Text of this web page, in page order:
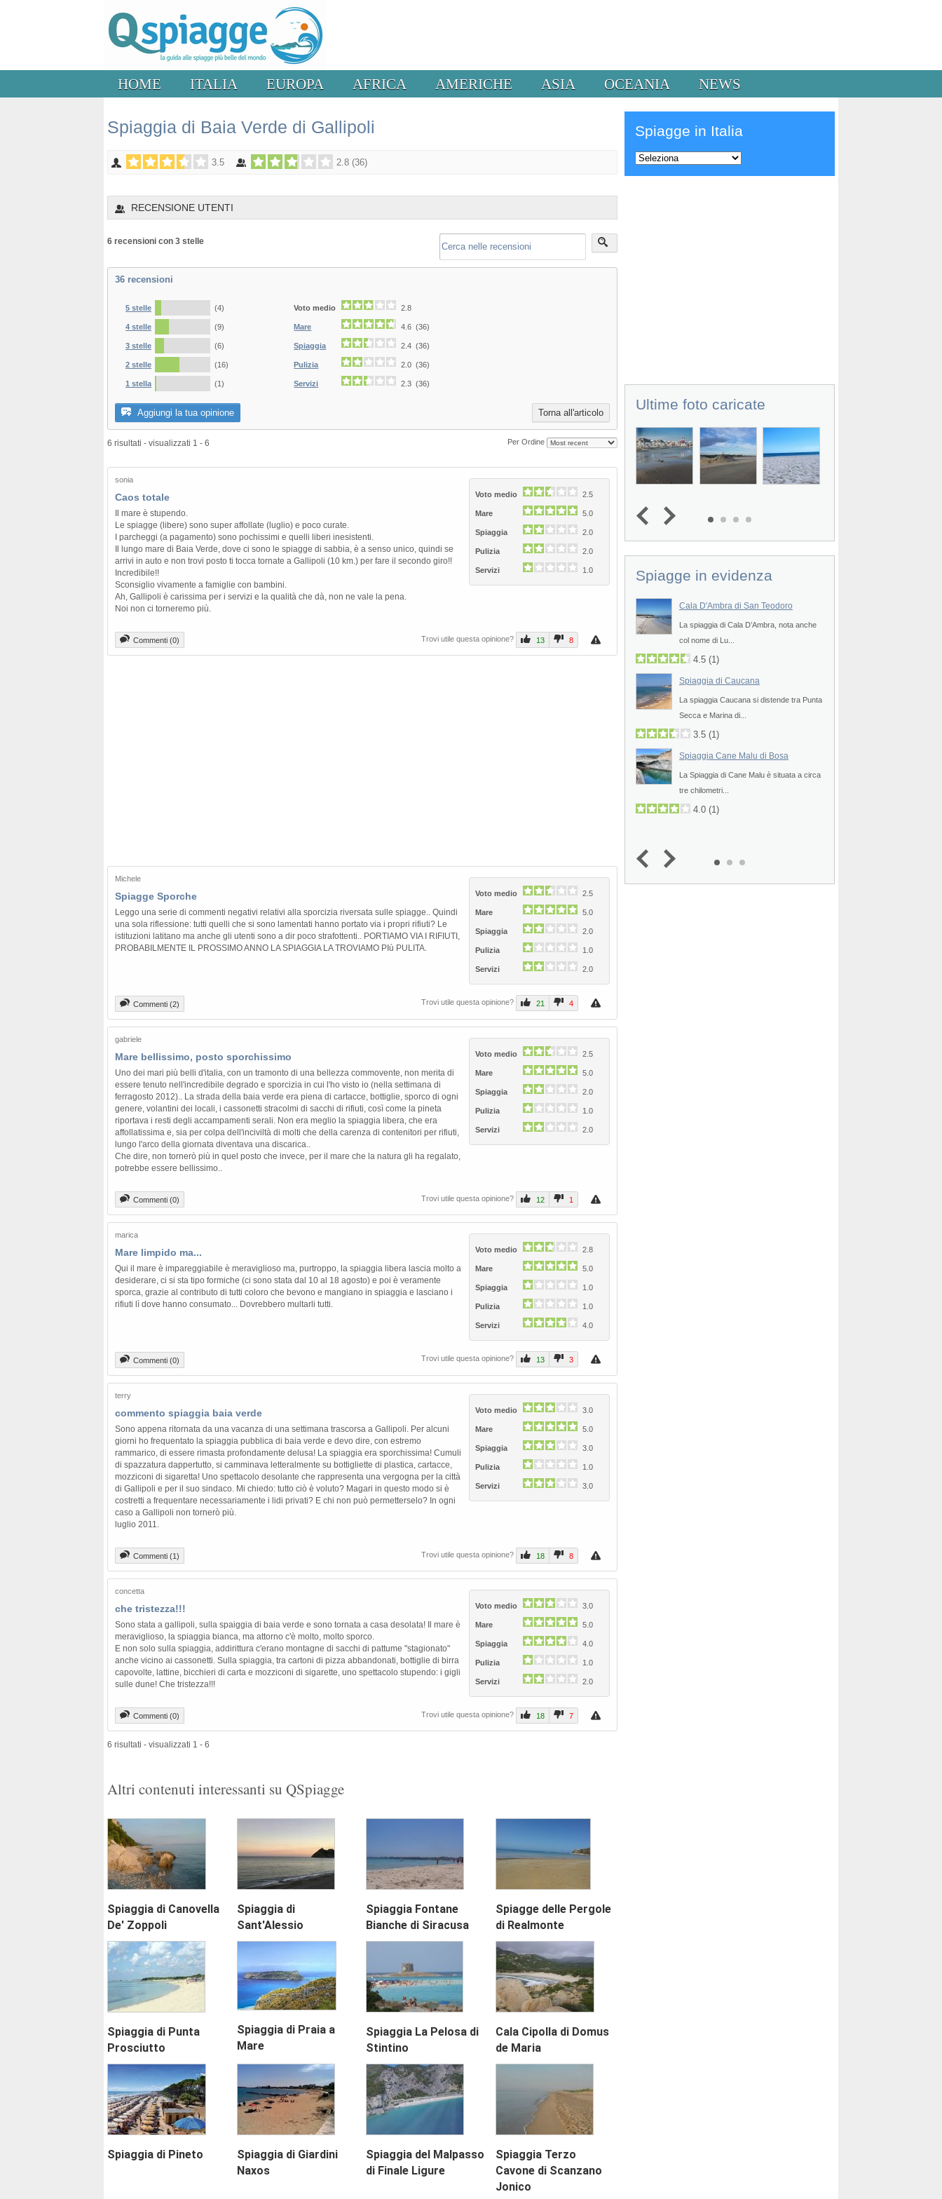
HOME ITALIA EUROPA AFRICA AMERICHE ASIA OCEANIA NEWS
Spiaggia di Baia Verde di Gallipoli
3.5 2.8 (36)
RECENSIONE UTENTI
6 recensioni con 3 stelle
36 recensioni
5 stelle (4)
4 stelle (9)
3 stelle (6)
2 stelle (16)
1 stella (1)
Voto medio 2.8
Mare 4.6 (36)
Spiaggia 2.4 (36)
Pulizia 2.0 (36)
Servizi 2.3 (36)
Aggiungi la tua opinione Torna all'articolo
6 risultati - visualizzati 1 - 6 Per Ordine
sonia
Voto medio
2.5
Mare 5.0
Spiaggia 2.0
Pulizia 2.0
Servizi 1.0
Caos totale
Il mare è stupendo.
Le spiagge (libere) sono super affollate (luglio) e poco curate.
I parcheggi (a pagamento) sono pochissimi e quelli liberi inesistenti.
Il lungo mare di Baia Verde, dove ci sono le spiagge di sabbia, è a senso unico, quindi se
arrivi in auto e non trovi posto ti tocca tornate a Gallipoli (10 km.) per fare il secondo giro!!
Incredibile!!
Sconsiglio vivamente a famiglie con bambini.
Ah, Gallipoli è carissima per i servizi e la qualità che dà, non ne vale la pena.
Noi non ci torneremo più.
Commenti (0) Trovi utile questa opinione? 13 8
Michele
Voto medio
2.5
Mare 5.0
Spiaggia 2.0
Pulizia 1.0
Servizi 2.0
Spiagge Sporche
Leggo una serie di commenti negativi relativi alla sporcizia riversata sulle spiagge.. Quindi
una sola riflessione: tutti quelli che si sono lamentati hanno portato via i propri rifiuti? Le
istituzioni latitano ma anche gli utenti sono a dir poco strafottenti.. PORTIAMO VIA I RIFIUTI,
PROBABILMENTE IL PROSSIMO ANNO LA SPIAGGIA LA TROVIAMO PIù PULITA.
Commenti (2) Trovi utile questa opinione? 21 4
gabriele
Voto medio
2.5
Mare 5.0
Spiaggia 2.0
Pulizia 1.0
Servizi 2.0
Mare bellissimo, posto sporchissimo
Uno dei mari più belli d'italia, con un tramonto di una bellezza commovente, non merita di
essere tenuto nell'incredibile degrado e sporcizia in cui l'ho visto io (nella settimana di
ferragosto 2012).. La strada della baia verde era piena di cartacce, bottiglie, sporco di ogni
genere, volantini dei locali, i cassonetti stracolmi di sacchi di rifiuti, così come la pineta
riportava i resti degli accampamenti serali. Non era meglio la spiaggia libera, che era
affollatissima e, sia per colpa dell'inciviltà di molti che della carenza di contenitori per rifiuti,
lungo l'arco della giornata diventava una discarica..
Che dire, non tornerò più in quel posto che invece, per il mare che la natura gli ha regalato,
potrebbe essere bellissimo..
Commenti (0) Trovi utile questa opinione? 12 1
marica
Voto medio
2.8
Mare 5.0
Spiaggia 1.0
Pulizia 1.0
Servizi 4.0
Mare limpido ma...
Qui il mare è impareggiabile è meraviglioso ma, purtroppo, la spiaggia libera lascia molto a
desiderare, ci si sta tipo formiche (ci sono stata dal 10 al 18 agosto) e poi è veramente
sporca, grazie al contributo di tutti coloro che bevono e mangiano in spiaggia e lasciano i
rifiuti lì dove hanno consumato... Dovrebbero multarli tutti.
Commenti (0) Trovi utile questa opinione? 13 3
terry
Voto medio
3.0
Mare 5.0
Spiaggia 3.0
Pulizia 1.0
Servizi 3.0
commento spiaggia baia verde
Sono appena ritornata da una vacanza di una settimana trascorsa a Gallipoli. Per alcuni
giorni ho frequentato la spiaggia pubblica di baia verde e devo dire, con estremo
rammarico, di essere rimasta profondamente delusa! La spiaggia era sporchissima! Cumuli
di spazzatura dappertutto, si camminava letteralmente su bottigliette di plastica, cartacce,
mozziconi di sigaretta! Uno spettacolo desolante che rappresenta una vergogna per la città
di Gallipoli e per il suo sindaco. Mi chiedo: tutto ciò è voluto? Magari in questo modo si è
costretti a frequentare necessariamente i lidi privati? E chi non può permetterselo? In ogni
caso a Gallipoli non tornerò più.
luglio 2011.
Commenti (1) Trovi utile questa opinione? 18 8
concetta
Voto medio
3.0
Mare 5.0
Spiaggia 4.0
Pulizia 1.0
Servizi 2.0
che tristezza!!!
Sono stata a gallipoli, sulla spaiggia di baia verde e sono tornata a casa desolata! Il mare è
meraviglioso, la spiaggia bianca, ma attorno c'è molto, molto sporco.
E non solo sulla spiaggia, addirittura c'erano montagne di sacchi di pattume "stagionato"
anche vicino ai cassonetti. Sulla spiaggia, tra cartoni di pizza abbandonati, bottiglie di birra
capovolte, lattine, bicchieri di carta e mozziconi di sigarette, uno spettacolo stupendo: i gigli
sulle dune! Che tristezza!!!
Commenti (0) Trovi utile questa opinione? 18 7
6 risultati - visualizzati 1 - 6
Altri contenuti interessanti su QSpiagge
Spiaggia di Canovella
De' Zoppoli
Spiaggia di
Sant'Alessio
Spiaggia Fontane
Bianche di Siracusa
Spiagge delle Pergole
di Realmonte
Spiaggia di Punta
Prosciutto
Spiaggia di Praia a
Mare
Spiaggia La Pelosa di
Stintino
Cala Cipolla di Domus
de Maria
Spiaggia di Pineto
Spiaggia di Giardini
Naxos
Spiaggia del Malpasso
di Finale Ligure
Spiaggia Terzo
Cavone di Scanzano
Jonico
Spiagge in Italia
Ultime foto caricate
1
Spiagge in evidenza
chilometri nel cuore della...
Cala D'Ambra di San Teodoro
La spiaggia di Cala D’Ambra, nota anche
col nome di Lu...
4.5 (1)
Spiaggia di Caucana
La spiaggia Caucana si distende tra Punta
Secca e Marina di...
3.5 (1)
Spiaggia Cane Malu di Bosa
La Spiaggia di Cane Malu è situata a circa
tre chilometri...
4.0 (1)
Next
1 2 3